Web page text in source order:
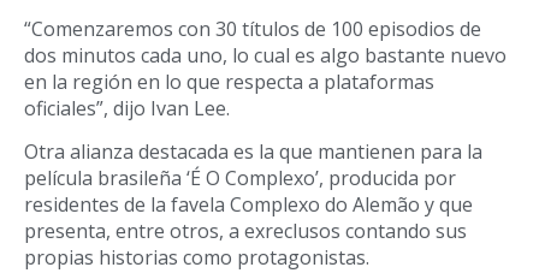
“Comenzaremos con 30 títulos de 100 episodios de
dos minutos cada uno, lo cual es algo bastante nuevo
en la región en lo que respecta a plataformas
oficiales”, dijo Ivan Lee.
Otra alianza destacada es la que mantienen para la
película brasileña ‘É O Complexo’, producida por
residentes de la favela Complexo do Alemão y que
presenta, entre otros, a exreclusos contando sus
propias historias como protagonistas.